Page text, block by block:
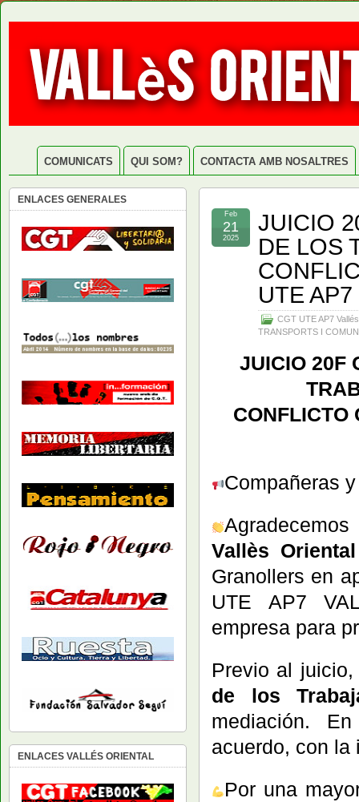
COMUNICATS QUI SOM? CONTACTA AMB NOSALTRES
JUICIO
DE LOS
UTE
CGT UTE AP7 Vallés
TRANSPORTS I
Feb
21
2025
JUICIO 20F
CONFLICTO
Compañeras
Vallès Oriental
Granollers en
UTE AP7
empresa para
Previo al
de los
mediación.
acuerdo, con la
Por una
ENLACES GENERALES
ENLACES VALLÉS ORIENTAL